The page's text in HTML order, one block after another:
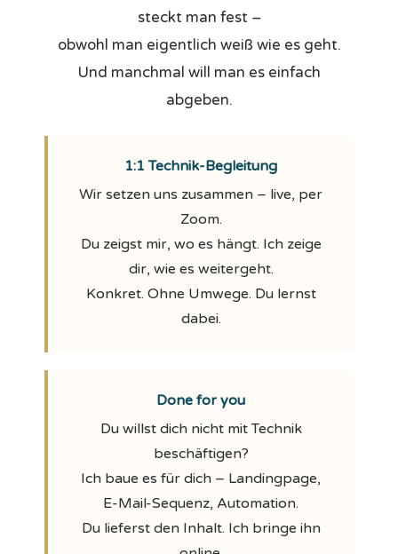
steckt man fest –
obwohl man eigentlich weiß wie es geht.
Und manchmal will man es einfach
abgeben.
1:1 Technik-Begleitung
Wir setzen uns zusammen – live, per
Zoom.
Du zeigst mir, wo es hängt. Ich zeige
dir, wie es weitergeht.
Konkret. Ohne Umwege. Du lernst
dabei.
Done for you
Du willst dich nicht mit Technik
beschäftigen?
Ich baue es für dich – Landingpage,
E-Mail-Sequenz, Automation.
Du lieferst den Inhalt. Ich bringe ihn